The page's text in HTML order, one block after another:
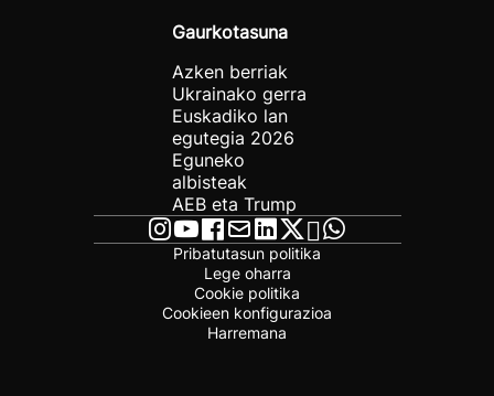
Gaurkotasuna
Azken berriak
Ukrainako gerra
Euskadiko lan
egutegia 2026
Eguneko
albisteak
AEB eta Trump
Pribatutasun politika
Lege oharra
Cookie politika
Cookieen konfigurazioa
Harremana